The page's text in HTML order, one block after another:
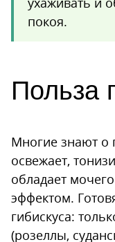
покоя.
Польза
Многие знают о
освежает,
обладает
эффектом.
гибискуса:
(розеллы,